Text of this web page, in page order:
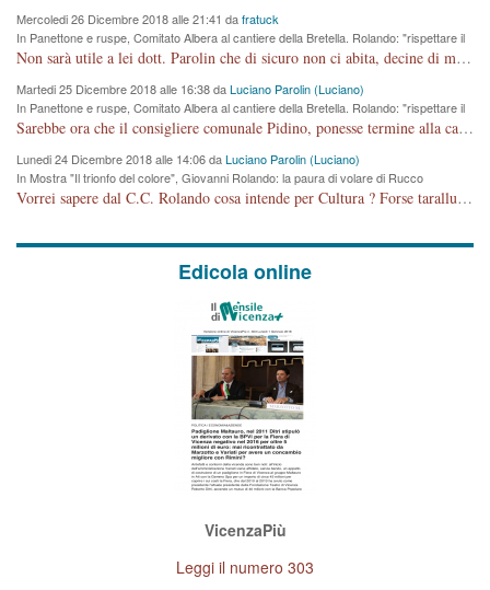
Mercoledi 26 Dicembre 2018 alle 21:41 dafratuck
In Panettone e ruspe, Comitato Albera al cantiere della Bretella. Rolando: "rispettare il
cronoprogramma"
Non sarà utile a lei dott. Parolin che di sicuro non ci abita, decine di migliaia di TIR, automobili e padroncini che passano quotidianamente per una strada appena rotabile, non è più possibile stendere i panni, attraversare la strada senza rischiare la morte, le case stanno crepando, i tempi sono cambiati e la bretella non passerà assolutamente per maddalene (ma cosa sta a dire?!), dia invece responsabilità a chi ha costruito tagliando la strada che doveva invece terminare a isola vicentina e non al moracchino lasciando Motta di Costabissara ancora in panne di traffico. I tempi sono cambiati dottore e se l'anagrafe della vita stagna nell'essere umano impressioni conservatrici, la società non le considera perchè va avanti, si industrializza e ha bisogno di infrastrutture e di sviluppo. Ultima considerazione, se è geloso di Rolando perchè vede in lui solo campagne politiche mentre si difendono i SOLI diritti dei cittadini, la preghiamo faccia considerazioni più appropriate. Saluti e complimenti per i suoi scritti.
Martedi 25 Dicembre 2018 alle 16:38 daLuciano Parolin (Luciano)
In Panettone e ruspe, Comitato Albera al cantiere della Bretella. Rolando: "rispettare il
cronoprogramma"
Sarebbe ora che il consigliere comunale Pidino, ponesse termine alla campagna elettorale nel territorio del suo seggio Villaggio del Sole. La tiraca è iniziata, distruggerà 6 km di prateria ovest della città, ricca di fonti e sorgenti d'acqua. I cittadini di Maddalene non avranno più Pace la notte. Molta colpa per la costruzione di questa Strada è proprio del signor Rolando,dei suoi gazebo mobili e che vuol far passare questa opera VANDALICA come progetto "utile" a chi ? Non è cosa seria sig. Rolando!
Lunedi 24 Dicembre 2018 alle 14:06 daLuciano Parolin (Luciano)
In Mostra "Il trionfo del colore", Giovanni Rolando: la paura di volare di Rucco
Vorrei sapere dal C.C. Rolando cosa intende per Cultura ? Forse tarallucci, vino e sagre, o spaghetti tricolori del PD ? Il continuo (s)parlare della mostra a Palazzo Chiericati caro consigliere DANNEGGIA FORTEMENTE l'immagine della città TUTTA e fa deviare i consensi che in RUSSIA (badi bene ex U.R.S.S.) sono ECCELLENTI. A livello artistico l'evento è di alta Valenza culturale, COMPITO di Tutta la Cittadinanza fare il possibile per propagandare l'iniziativa senza farne UN CASO PARTITICO come fa Lei da sempre. Meno Gazebo + Partecipazione! E così sia. Amen.
Edicola online
VicenzaPiù
Leggi il numero 303